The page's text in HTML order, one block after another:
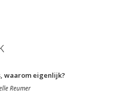
waarom eigenlijk?
Reumer